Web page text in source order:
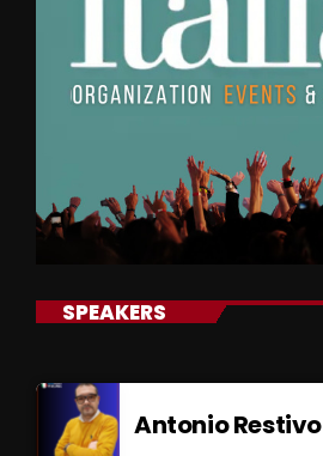
SPEAKERS
Antonio Restivo